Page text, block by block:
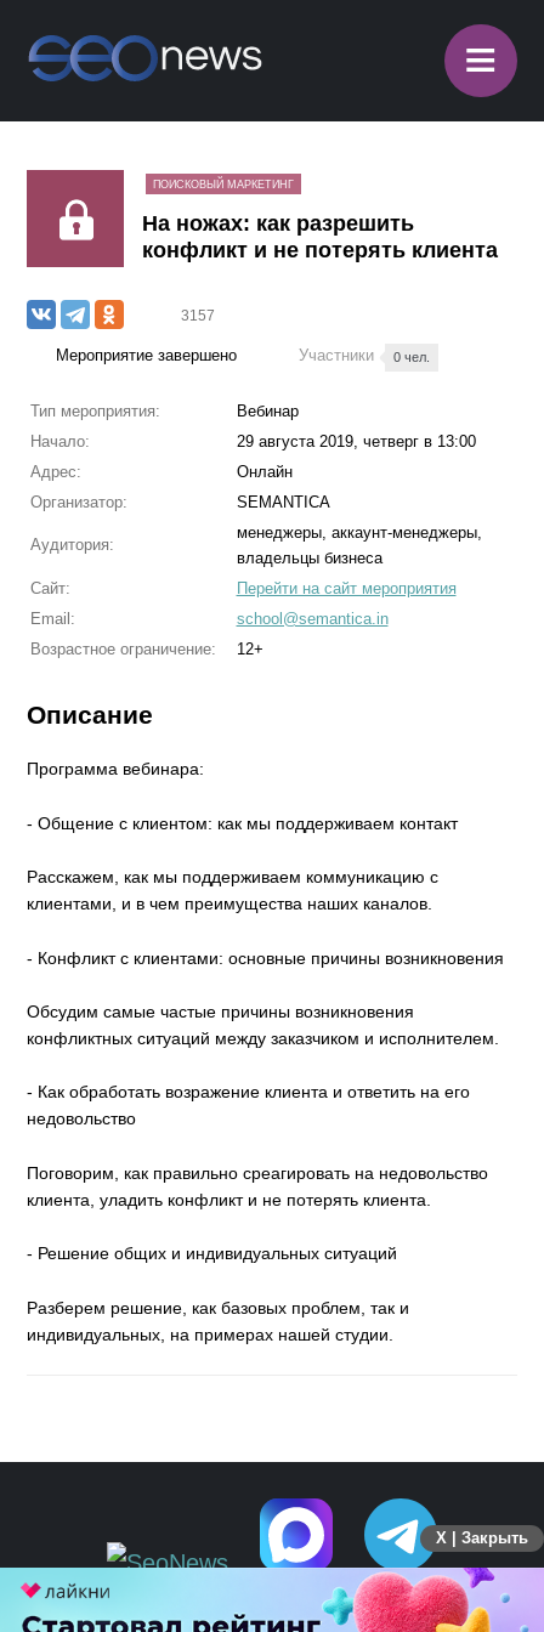
≡
ПОИСКОВЫЙ МАРКЕТИНГ
На ножах: как разрешить
конфликт и не потерять клиента
3157
Мероприятие завершено Участники 0 чел.
Тип мероприятия:
Вебинар
Начало:
29 августа 2019, четверг в 13:00
Адрес:
Онлайн
Организатор:
SEMANTICA
Аудитория:
менеджеры, аккаунт-менеджеры,
владельцы бизнеса
Сайт:
Перейти на сайт мероприятия
Email:
school@semantica.in
Возрастное ограничение:
12+
Описание
Программа вебинара:
- Общение с клиентом: как мы поддерживаем контакт
Расскажем, как мы поддерживаем коммуникацию с
клиентами, и в чем преимущества наших каналов.
- Конфликт с клиентами: основные причины возникновения
Обсудим самые частые причины возникновения
конфликтных ситуаций между заказчиком и исполнителем.
- Как обработать возражение клиента и ответить на его
недовольство
Поговорим, как правильно среагировать на недовольство
клиента, уладить конфликт и не потерять клиента.
- Решение общих и индивидуальных ситуаций
Разберем решение, как базовых проблем, так и
индивидуальных, на примерах нашей студии.
X | Закрыть
ПЕРЕЙТИ НА ПОЛНУЮ ВЕРСИЮ